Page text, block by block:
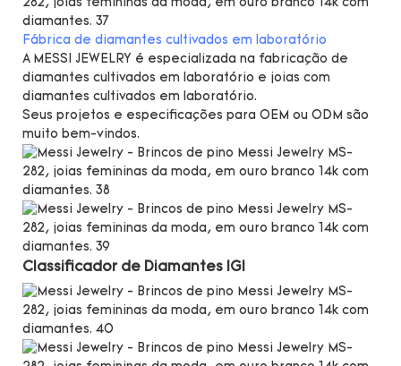
Fábrica de diamantes cultivados em laboratório
A MESSI JEWELRY é especializada na fabricação de
diamantes cultivados em laboratório e joias com
diamantes cultivados em laboratório.
Seus projetos e especificações para OEM ou ODM são
muito bem-vindos.
Classificador de Diamantes IGI